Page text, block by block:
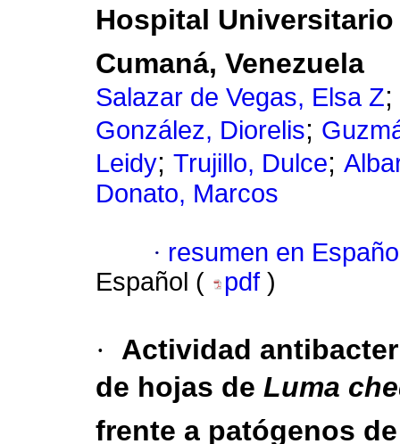
Hospital Universitario
Cumaná, Venezuela
Salazar de Vegas, Elsa Z;
González, Diorelis;
Leidy; Trujillo, Dulce;
Donato, Marcos
· resumen en
Español (
pdf )
·
Actividad
de hojas de Luma
frente a patógenos